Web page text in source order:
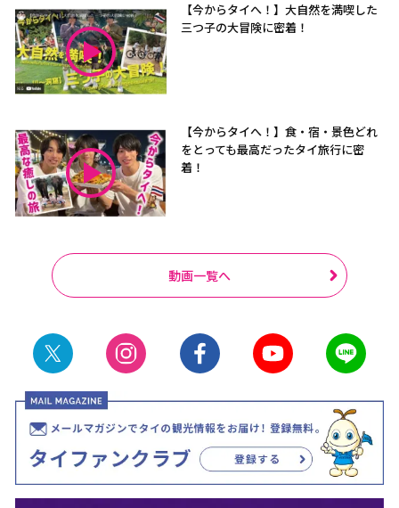
【今からタイへ！】大自然を満喫した
三つ子の大冒険に密着！
【今からタイへ！】食・宿・景色どれ
をとっても最高だったタイ旅行に密
着！
動画一覧へ